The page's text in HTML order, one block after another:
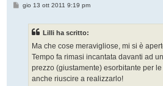
Mgio 13 ott 2011 9:19 pm
Lilli ha scritto:
Ma che cose meravigliose, mi si è
Tempo fa rimasi incantata davanti ad
prezzo (giustamente) esorbitante per
anche riuscire a realizzarlo!